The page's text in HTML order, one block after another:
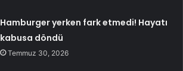
Hamburger yerken fark etmedi! Hayatı
kabusa döndü
Temmuz 30, 2026